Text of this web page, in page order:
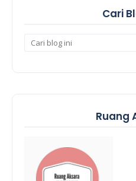
Cari
Ruang